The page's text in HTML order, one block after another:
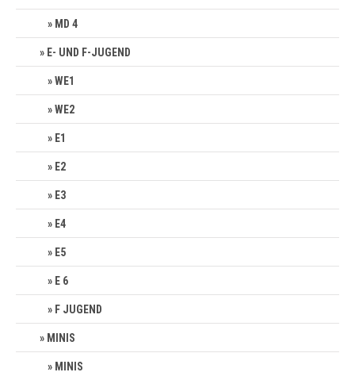
MD 4
E- UND F-JUGEND
WE1
WE2
E1
E2
E3
E4
E5
E 6
F JUGEND
MINIS
MINIS